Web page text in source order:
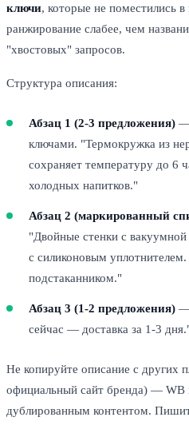
ключи, которые не поместились
ранжирование слабее, чем
"хвостовых" запросов.
Структура описания:
Абзац 1 (2-3 предложения) —
ключами. "Термокружка из
сохраняет температуру до 6
холодных напитков."
Абзац 2 (маркированный
"Двойные стенки с
с силиконовым
подстаканником."
Абзац 3 (1-2 предложения) —
сейчас — доставка за 1-3
Не копируйте описание с других
официальный сайт бренда) — WB
дублированным контентом.